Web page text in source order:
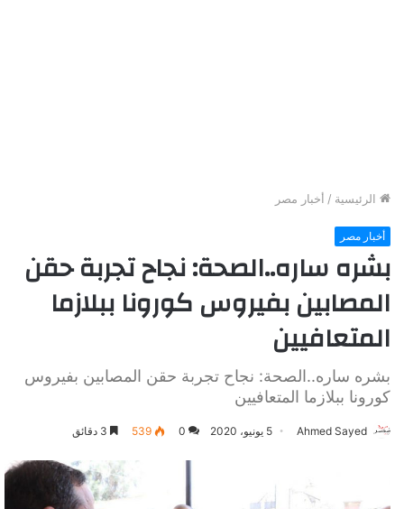
الرئيسية / أخبار مصر
أخبار مصر
بشره ساره..الصحة: نجاح تجربة حقن
المصابين بفيروس كورونا ببلازما
المتعافيين
بشره ساره..الصحة: نجاح تجربة حقن المصابين بفيروس
كورونا ببلازما المتعافيين
Ahmed Sayed 5 يونيو، 2020 0
539